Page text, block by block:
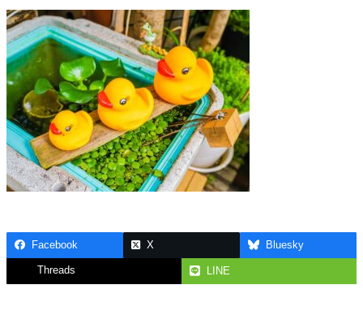
Facebook X Bluesky
Threads LINE